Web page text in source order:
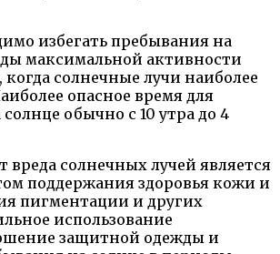
избегать пребывания на
максимальной активности
когда солнечные лучи наиболее
опасное время для
обычно с 10 утра до 4
вреда солнечных лучей является
поддержания здоровья кожи и
пигментации и других
использование
защитной одежды и